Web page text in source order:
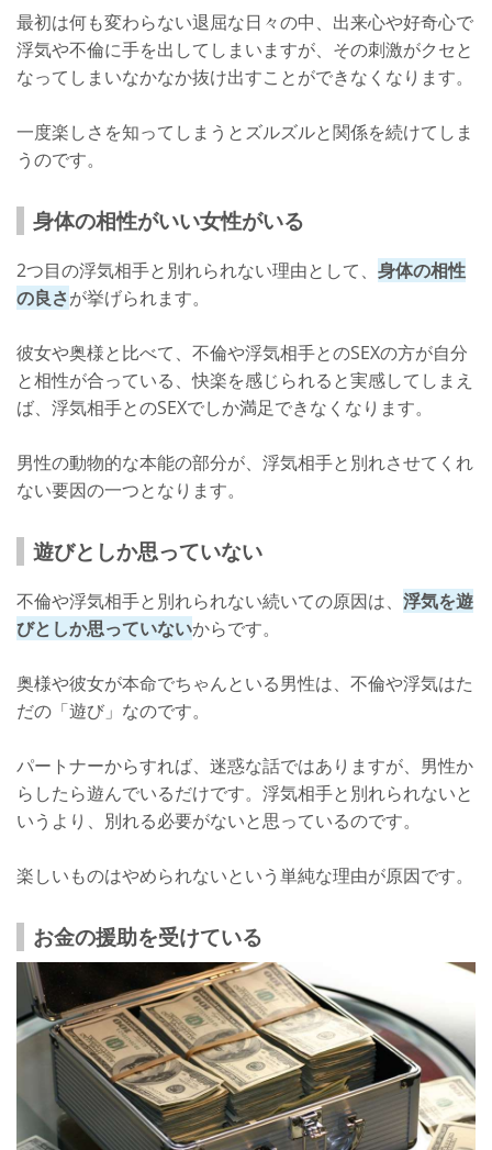
最初は何も変わらない退屈な日々の中、出来心や好奇心で
浮気や不倫に手を出してしまいますが、その刺激がクセと
なってしまいなかなか抜け出すことができなくなります。
一度楽しさを知ってしまうとズルズルと関係を続けてしま
うのです。
身体の相性がいい女性がいる
2つ目の浮気相手と別れられない理由として、 身体の相性
の良さが挙げられます。
彼女や奥様と比べて、不倫や浮気相手とのSEXの方が自分
と相性が合っている、快楽を感じられると実感してしまえ
ば、浮気相手とのSEXでしか満足できなくなります。
男性の動物的な本能の部分が、浮気相手と別れさせてくれ
ない要因の一つとなります。
遊びとしか思っていない
不倫や浮気相手と別れられない続いての原因は、 浮気を遊
びとしか思っていないからです。
奥様や彼女が本命でちゃんといる男性は、不倫や浮気はた
だの「遊び」なのです。
パートナーからすれば、迷惑な話ではありますが、男性か
らしたら遊んでいるだけです。浮気相手と別れられないと
いうより、別れる必要がないと思っているのです。
楽しいものはやめられないという単純な理由が原因です。
お金の援助を受けている